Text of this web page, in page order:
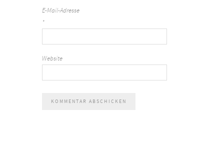
E-Mail-Adresse
*
Website